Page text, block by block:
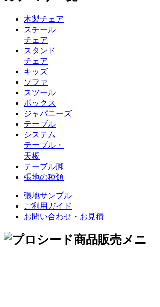
木製チェア
スチール
チェア
スタンド
チェア
キッズ
ソファ
スツール
ボックス
ジャパニーズ
テーブル
システム
テーブル・
天板
テーブル脚
張地の種類
張地サンプル
ご利用ガイド
お問い合わせ・お見積